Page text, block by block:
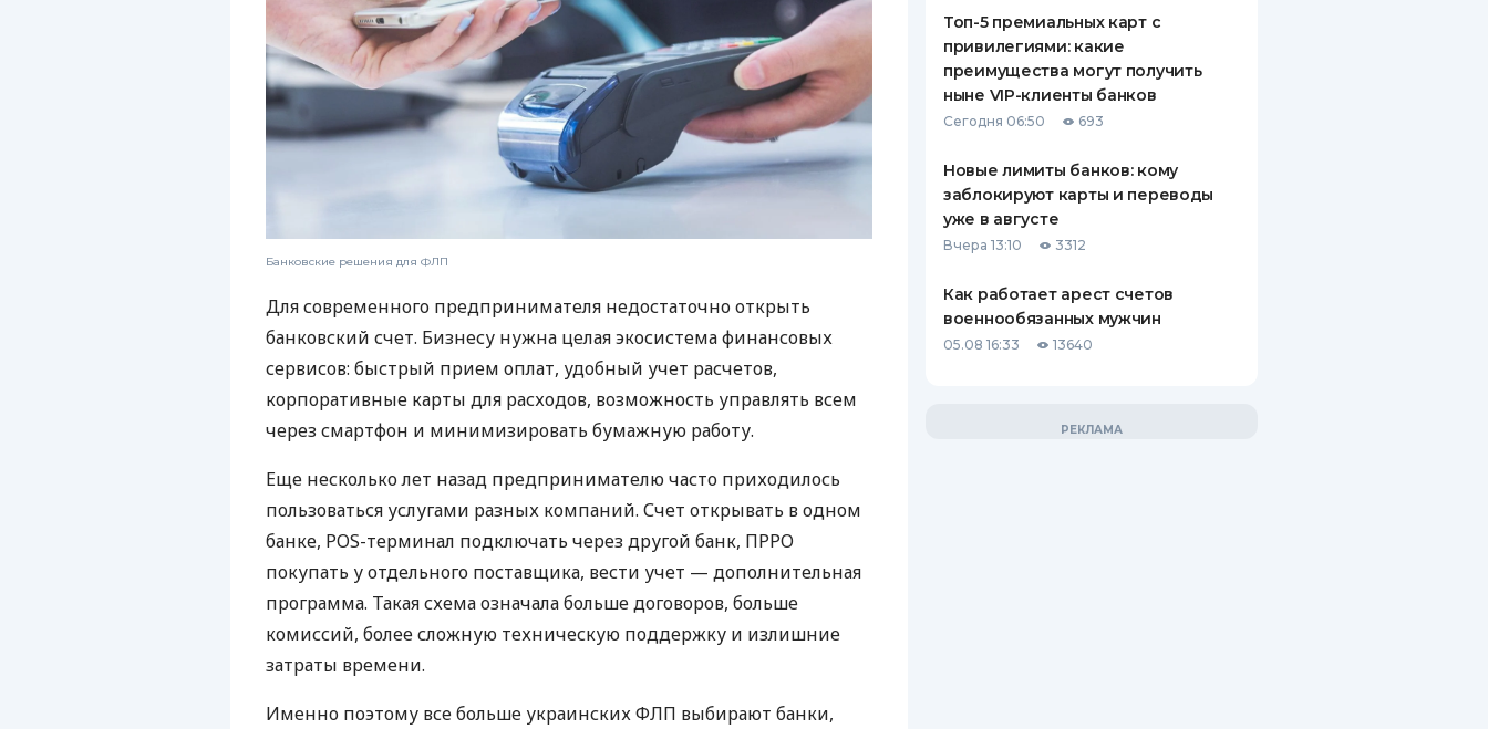
Банковские решения для ФЛП
Для современного предпринимателя недостаточно открыть
банковский счет. Бизнесу нужна целая экосистема финансовых
сервисов: быстрый прием оплат, удобный учет расчетов,
корпоративные карты для расходов, возможность управлять всем
через смартфон и минимизировать бумажную работу.
Еще несколько лет назад предпринимателю часто приходилось
пользоваться услугами разных компаний. Счет открывать в одном
банке, POS-терминал подключать через другой банк, ПРРО
покупать у отдельного поставщика, вести учет — дополнительная
программа. Такая схема означала больше договоров, больше
комиссий, более сложную техническую поддержку и излишние
затраты времени.
Именно поэтому все больше украинских ФЛП выбирают банки,
Топ-5 премиальных карт с
привилегиями: какие
преимущества могут получить
ныне VIP-клиенты банков
Сегодня 06:50 693
Новые лимиты банков: кому
заблокируют карты и переводы
уже в августе
Вчера 13:10 3312
Как работает арест счетов
военнообязанных мужчин
05.08 16:33 13640